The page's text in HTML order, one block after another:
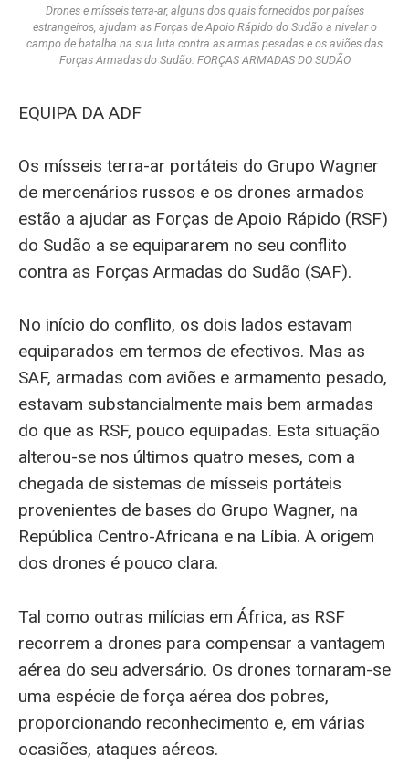
Drones e mísseis terra-ar, alguns dos quais fornecidos por países
estrangeiros, ajudam as Forças de Apoio Rápido do Sudão a nivelar o
campo de batalha na sua luta contra as armas pesadas e os aviões das
Forças Armadas do Sudão. FORÇAS ARMADAS DO SUDÃO
EQUIPA DA ADF
Os mísseis terra-ar portáteis do Grupo Wagner
de mercenários russos e os drones armados
estão a ajudar as Forças de Apoio Rápido (RSF)
do Sudão a se equipararem no seu conflito
contra as Forças Armadas do Sudão (SAF).
No início do conflito, os dois lados estavam
equiparados em termos de efectivos. Mas as
SAF, armadas com aviões e armamento pesado,
estavam substancialmente mais bem armadas
do que as RSF, pouco equipadas. Esta situação
alterou-se nos últimos quatro meses, com a
chegada de sistemas de mísseis portáteis
provenientes de bases do Grupo Wagner, na
República Centro-Africana e na Líbia. A origem
dos drones é pouco clara.
Tal como outras milícias em África, as RSF
recorrem a drones para compensar a vantagem
aérea do seu adversário. Os drones tornaram-se
uma espécie de força aérea dos pobres,
proporcionando reconhecimento e, em várias
ocasiões, ataques aéreos.